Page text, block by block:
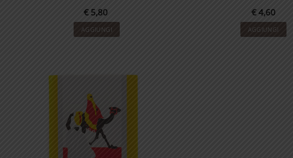
€5,80
AGGIUNGI
€4,60
AGGIUNGI